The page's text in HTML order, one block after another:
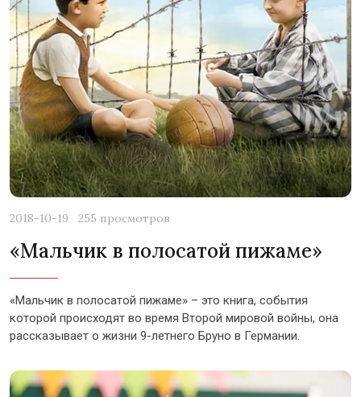
2018-10-19 255 просмотров
«Мальчик в полосатой пижаме»
«Мальчик в полосатой пижаме» – это книга, события
которой происходят во время Второй мировой войны, она
рассказывает о жизни 9-летнего Бруно в Германии.